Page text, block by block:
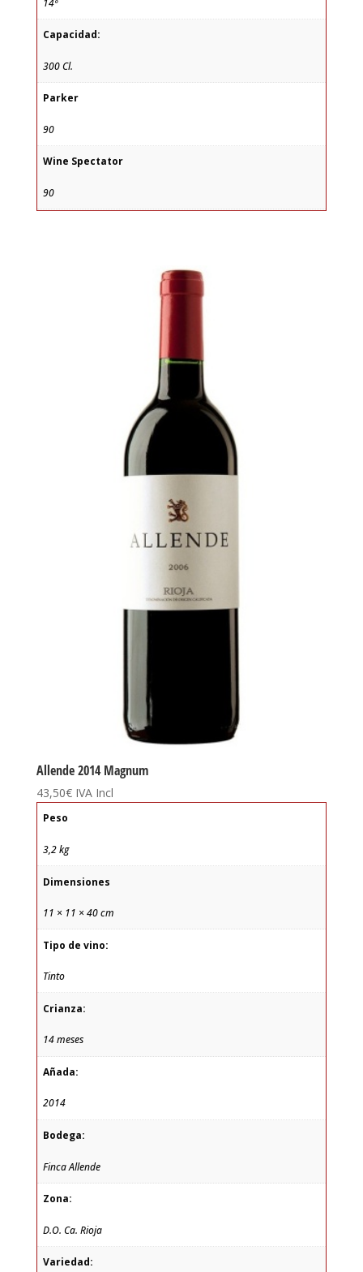
Capacidad:
300 Cl.
Parker
90
Wine Spectator
90
Allende 2014 Magnum
43,50€ IVA Incl
Peso
3,2 kg
Dimensiones
11 × 11 × 40 cm
Tipo de vino:
Tinto
Crianza:
14 meses
Añada:
2014
Bodega:
Finca Allende
Zona:
D.O. Ca. Rioja
Variedad: